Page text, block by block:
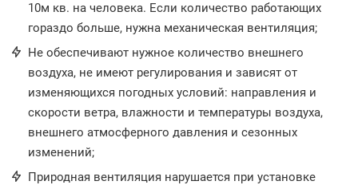
10м кв. на человека. Если количество работающих
гораздо больше, нужна механическая вентиляция;
Не обеспечивают нужное количество внешнего
воздуха, не имеют регулирования и зависят от
изменяющихся погодных условий: направления и
скорости ветра, влажности и температуры воздуха,
внешнего атмосферного давления и сезонных
изменений;
Природная вентиляция нарушается при установке